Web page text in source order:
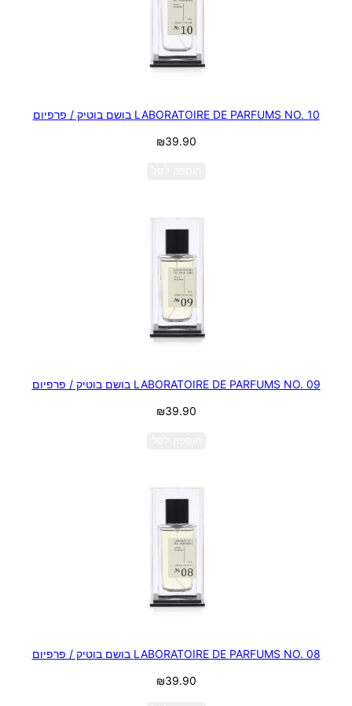
LABORATOIRE DE PARFUMS NO. 10 בושם בוטיק / פרפיום
₪39.90
LABORATOIRE DE PARFUMS NO. 09 בושם בוטיק / פרפיום
₪39.90
LABORATOIRE DE PARFUMS NO. 08 בושם בוטיק / פרפיום
₪39.90